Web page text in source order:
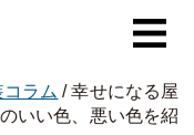
コラム /幸せになる屋
いい色、悪い色を紹